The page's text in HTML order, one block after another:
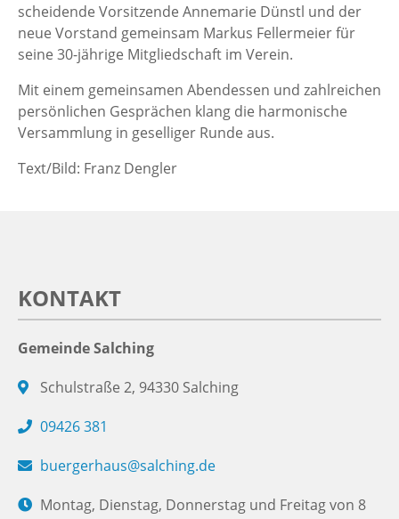
scheidende Vorsitzende Annemarie Dünstl und der
neue Vorstand gemeinsam Markus Fellermeier für
seine 30-jährige Mitgliedschaft im Verein.
Mit einem gemeinsamen Abendessen und zahlreichen
persönlichen Gesprächen klang die harmonische
Versammlung in geselliger Runde aus.
Text/Bild: Franz Dengler
KONTAKT
Gemeinde Salching
Schulstraße 2, 94330 Salching
09426 381
buergerhaus@salching.de
Montag, Dienstag, Donnerstag und Freitag von 8